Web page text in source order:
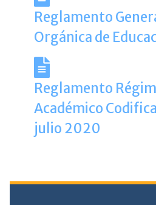
Reglamento
Orgánica de
Reglamento
Académico
julio 2020